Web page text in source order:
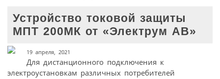
Устройство токовой защиты
МПТ 200МК от «Электрум АВ»
19 апреля, 2021
Для дистанционного подключения к
электроустановкам различных потребителей